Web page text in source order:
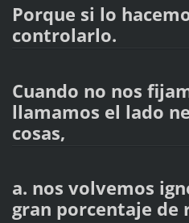
Porque si lo
controlarlo.
Cuando no nos
llamamos el lado
cosas,
a. nos volvemos
gran porcentaje de